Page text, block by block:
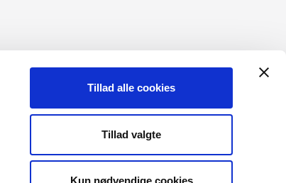
Tillad alle cookies
Tillad valgte
Kun nødvendige cookies